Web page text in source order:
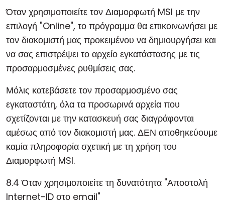
Όταν χρησιμοποιείτε τον Διαμορφωτή MSI με την
επιλογή "Online", το πρόγραμμα θα επικοινωνήσει με
τον διακομιστή μας προκειμένου να δημιουργήσει και
να σας επιστρέψει το αρχείο εγκατάστασης με τις
προσαρμοσμένες ρυθμίσεις σας.
Μόλις κατεβάσετε τον προσαρμοσμένο σας
εγκαταστάτη, όλα τα προσωρινά αρχεία που
σχετίζονται με την κατασκευή σας διαγράφονται
αμέσως από τον διακομιστή μας. ΔΕΝ αποθηκεύουμε
καμία πληροφορία σχετική με τη χρήση του
Διαμορφωτή MSI.
8.4 Όταν χρησιμοποιείτε τη δυνατότητα "Αποστολή
Internet-ID στο email"